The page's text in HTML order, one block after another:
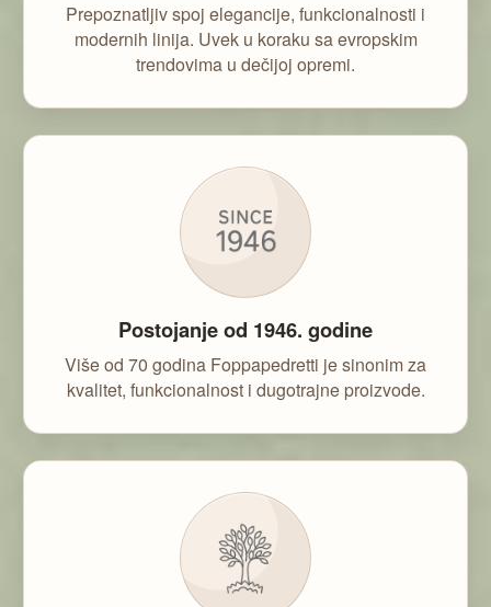
Prepoznatljiv spoj elegancije, funkcionalnosti i
modernih linija. Uvek u koraku sa evropskim
trendovima u dečijoj opremi.
Postojanje od 1946. godine
Više od 70 godina Foppapedretti je sinonim za
kvalitet, funkcionalnost i dugotrajne proizvode.